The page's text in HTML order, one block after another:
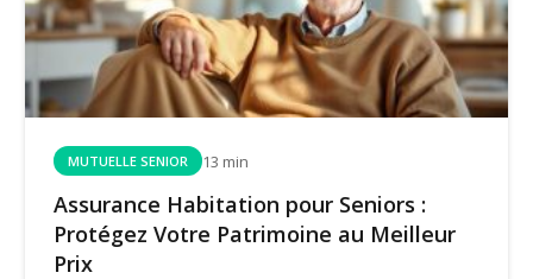
MUTUELLE SENIOR 13 min
Assurance Habitation pour Seniors :
Protégez Votre Patrimoine au Meilleur
Prix